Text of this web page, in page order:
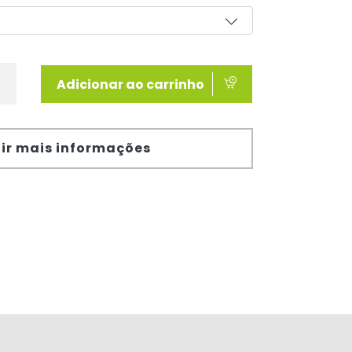
Adicionar ao carrinho
mais informações